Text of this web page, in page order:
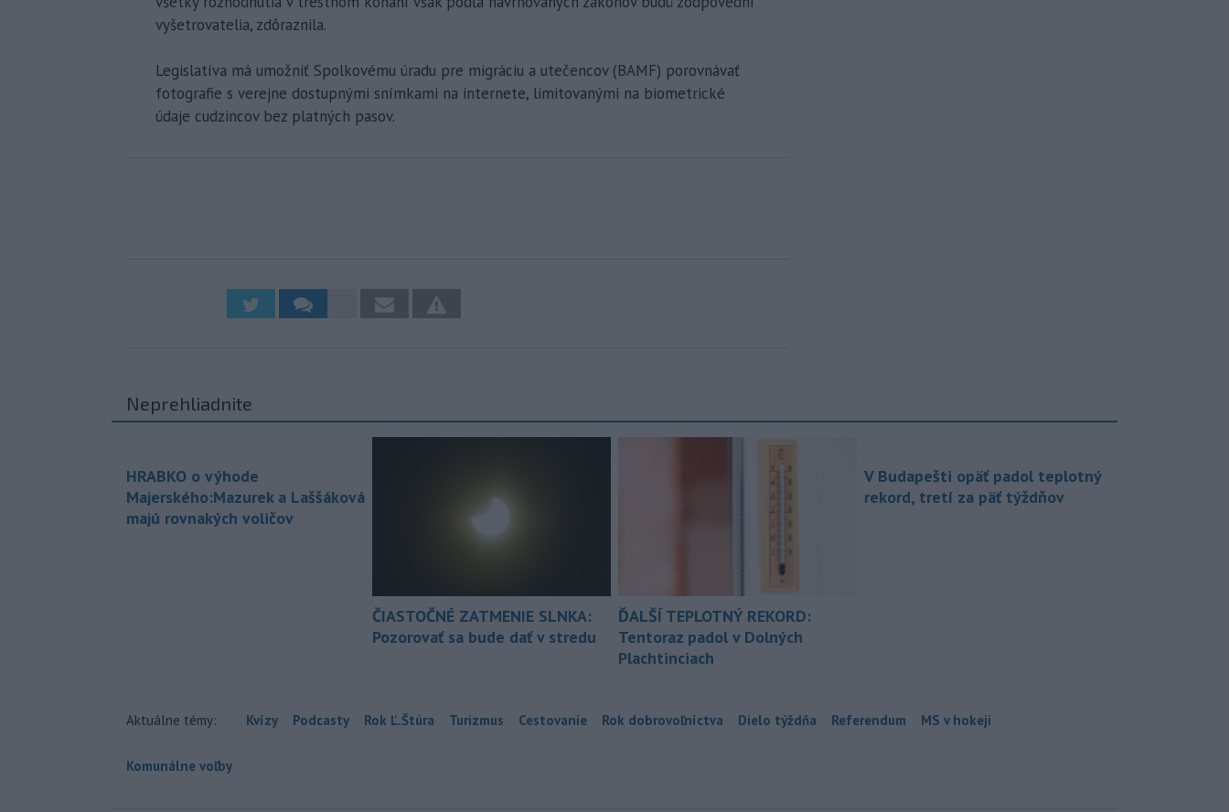
vyšetrovatelia, zdôraznila.
Legislatíva má umožniť Spolkovému úradu pre migráciu a utečencov (BAMF) porovnávať
fotografie s verejne dostupnými snímkami na internete, limitovanými na biometrické
údaje cudzincov bez platných pasov.
Neprehliadnite
HRABKO o výhode
Majerského:Mazurek a Laššáková
majú rovnakých voličov
ČIASTOČNÉ ZATMENIE SLNKA:
Pozorovať sa bude dať v stredu
ĎALŠÍ TEPLOTNÝ REKORD:
Tentoraz padol v Dolných
Plachtinciach
V Budapešti opäť padol teplotný
rekord, tretí za päť týždňov
Aktuálne témy: Kvízy Podcasty Rok Ľ.Štúra Turizmus Cestovanie Rok dobrovoľníctva Dielo týždňa Referendum MS v hokeji
Komunálne voľby